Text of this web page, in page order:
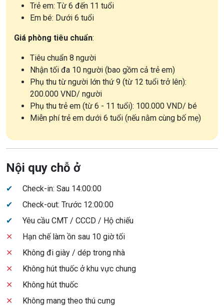
Trẻ em: Từ 6 đến 11 tuổi
Em bé: Dưới 6 tuổi
Giá phòng tiêu chuẩn:
Tiêu chuẩn 8 người
Nhận tối đa 10 người (bao gồm cả trẻ em)
Phụ thu từ người lớn thứ 9 (từ 12 tuổi trở lên):
200.000 VND/ người
Phụ thu trẻ em (từ 6 - 11 tuổi): 100.000 VND/ bé
Miễn phí trẻ em dưới 6 tuổi (nếu nằm cùng bố mẹ)
Nội quy chỗ ở
✔
Check-in: Sau 14:00:00
✔
Check-out: Trước 12:00:00
✔
Yêu cầu CMT / CCCD / Hộ chiếu
✕
Hạn chế làm ồn sau 10 giờ tối
✕
Không đi giày / dép trong nhà
✕
Không hút thuốc ở khu vực chung
✕
Không hút thuốc
✕
Không mang theo thú cưng